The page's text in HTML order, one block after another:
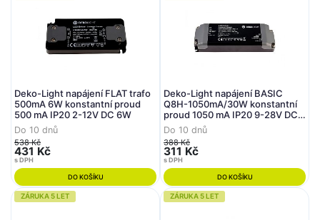
Deko-Light napájení FLAT trafo
500mA 6W konstantní proud
500 mA IP20 2-12V DC 6W
Do 10 dnů
538 Kč
431 Kč
s DPH
DO KOŠÍKU
Deko-Light napájení BASIC
Q8H-1050mA/30W konstantní
proud 1050 mA IP20 9-28V DC
30W
Do 10 dnů
388 Kč
311 Kč
s DPH
DO KOŠÍKU
ZÁRUKA 5 LET ZÁRUKA 5 LET